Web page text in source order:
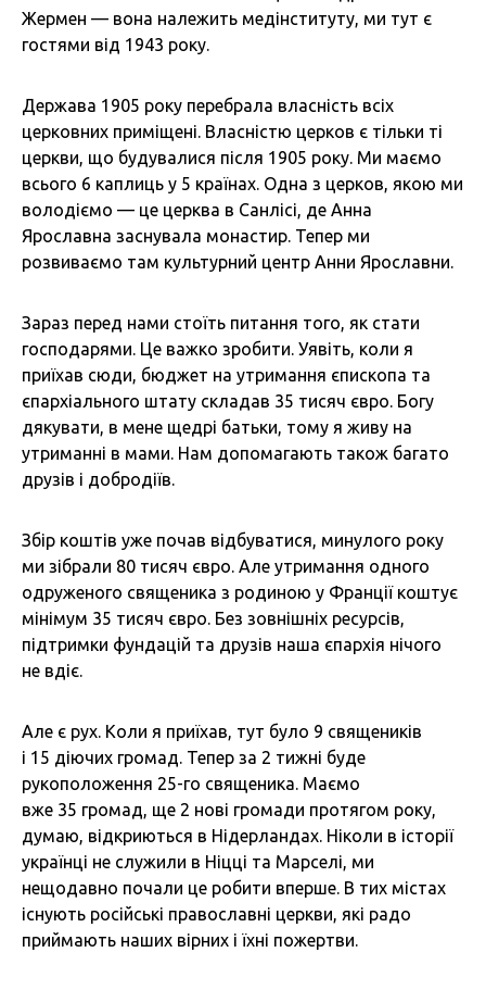
Жермен — вона належить медінституту, ми тут є
гостями від 1943 року.
Держава 1905 року перебрала власність всіх
церковних приміщені. Власністю церков є тільки ті
церкви, що будувалися після 1905 року. Ми маємо
всього 6 каплиць у 5 країнах. Одна з церков, якою ми
володіємо — це церква в Санлісі, де Анна
Ярославна заснувала монастир. Тепер ми
розвиваємо там культурний центр Анни Ярославни.
Зараз перед нами стоїть питання того, як стати
господарями. Це важко зробити. Уявіть, коли я
приїхав сюди, бюджет на утримання єпископа та
єпархіального штату складав 35 тисяч євро. Богу
дякувати, в мене щедрі батьки, тому я живу на
утриманні в мами. Нам допомагають також багато
друзів і добродіїв.
Збір коштів уже почав відбуватися, минулого року
ми зібрали 80 тисяч євро. Але утримання одного
одруженого священика з родиною у Франції коштує
мінімум 35 тисяч євро. Без зовнішніх ресурсів,
підтримки фундацій та друзів наша єпархія нічого
не вдіє.
Але є рух. Коли я приїхав, тут було 9 священиків
і 15 діючих громад. Тепер за 2 тижні буде
рукоположення 25-го священика. Маємо
вже 35 громад, ще 2 нові громади протягом року,
думаю, відкриються в Нідерландах. Ніколи в історії
українці не служили в Ніцці та Марселі, ми
нещодавно почали це робити вперше. В тих містах
існують російські православні церкви, які радо
приймають наших вірних і їхні пожертви.